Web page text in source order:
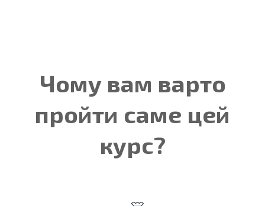
Чому вам варто
пройти саме цей
курс?